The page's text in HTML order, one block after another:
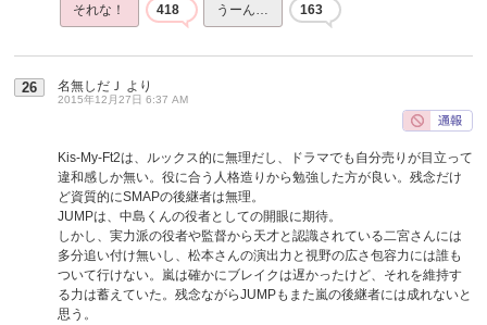
それな！ 418 うーん… 163
26 名無しだＪ より
2015年12月27日 6:37 AM
Kis-My-Ft2は、ルックス的に無理だし、ドラマでも自分売りが目立って
違和感しか無い。役に合う人格造りから勉強した方が良い。残念だけ
ど資質的にSMAPの後継者は無理。
JUMPは、中島くんの役者としての開眼に期待。
しかし、実力派の役者や監督から天才と認識されている二宮さんには
多分追い付け無いし、松本さんの演出力と視野の広さ包容力には誰も
ついて行けない。嵐は確かにブレイクは遅かったけど、それを維持す
る力は蓄えていた。残念ながらJUMPもまた嵐の後継者には成れないと
思う。